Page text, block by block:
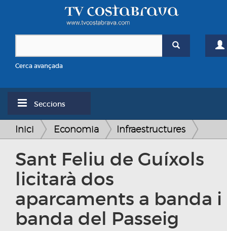
Cerca avançada
Seccions
Inici Economia Infraestructures
Sant Feliu de Guíxols
licitarà dos
aparcaments a banda i
banda del Passeig